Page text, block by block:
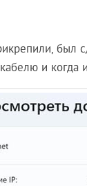
был
и когда